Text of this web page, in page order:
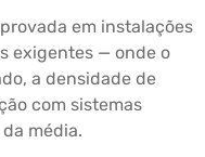
em instalações
exigentes — onde o
a densidade de
com sistemas
média.